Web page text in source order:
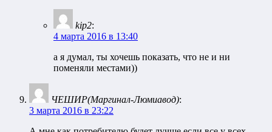
kip2:
4 марта 2016 в 13:40
а я думал, ты хочешь показать, что не и ни
поменяли местами))
ЧЕШИР(Маргинал-Люмиавод):
3 марта 2016 в 23:22